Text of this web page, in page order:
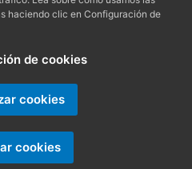
(+34) 956 489 403
info@alquilereschiclana.com
haciendo clic en Configuración de
de cookies
cookies
cookies